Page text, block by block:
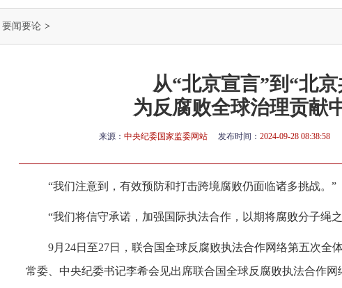
要闻要论 >
从“北京宣言”到“北
为反腐败全球治理贡献
来源： 中央纪委国家监委网站 发布时间： 2024-09-28 08:38:58
“我们注意到，有效预防和打击跨境腐败仍面临诸多挑战。”
“我们将信守承诺，加强国际执法合作，以期将腐败分子绳
9月24日至27日，联合国全球反腐败执法合作网络第五次全
常委、中央纪委书记李希会见出席联合国全球反腐败执法合作